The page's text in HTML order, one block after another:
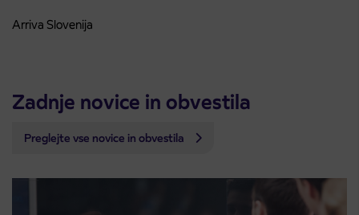
Arriva Slovenija
Zadnje novice in obvestila
Preglejte vse novice in obvestila